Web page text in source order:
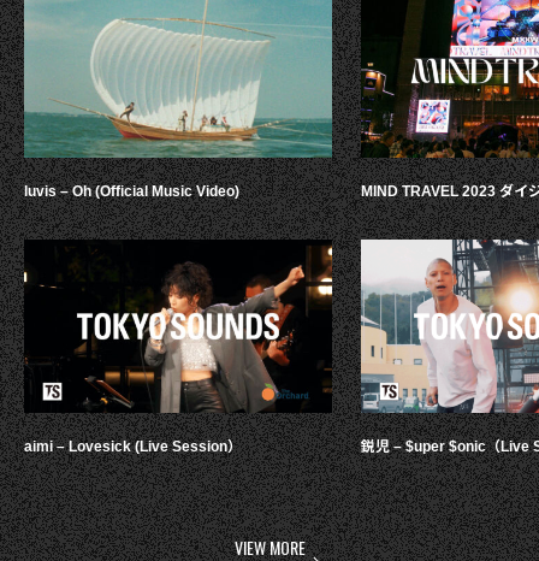
luvis – Oh (Official Music Video)
aimi – Lovesick (Live Session）
MIND TRAVEL 2023 ダイ
鋭児 – $uper $onic（Live
VIEW MORE